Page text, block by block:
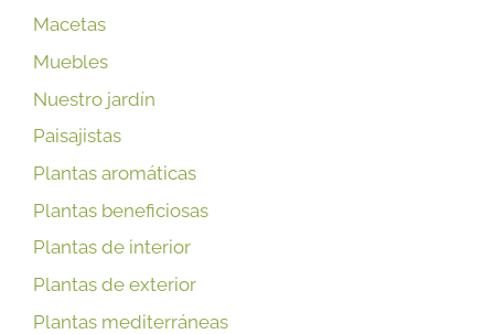
Macetas
Muebles
Nuestro jardín
Paisajistas
Plantas aromáticas
Plantas beneficiosas
Plantas de interior
Plantas de exterior
Plantas mediterráneas